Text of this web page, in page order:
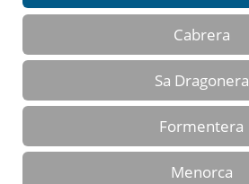
Cabrera
Sa Dragonera
Formentera
Menorca